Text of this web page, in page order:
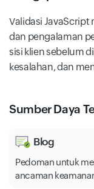
Validasi
dan pengalaman
sisi klien sebelum
kesalahan, dan
Sumber Daya
Blog
Pedoman untuk
ancaman